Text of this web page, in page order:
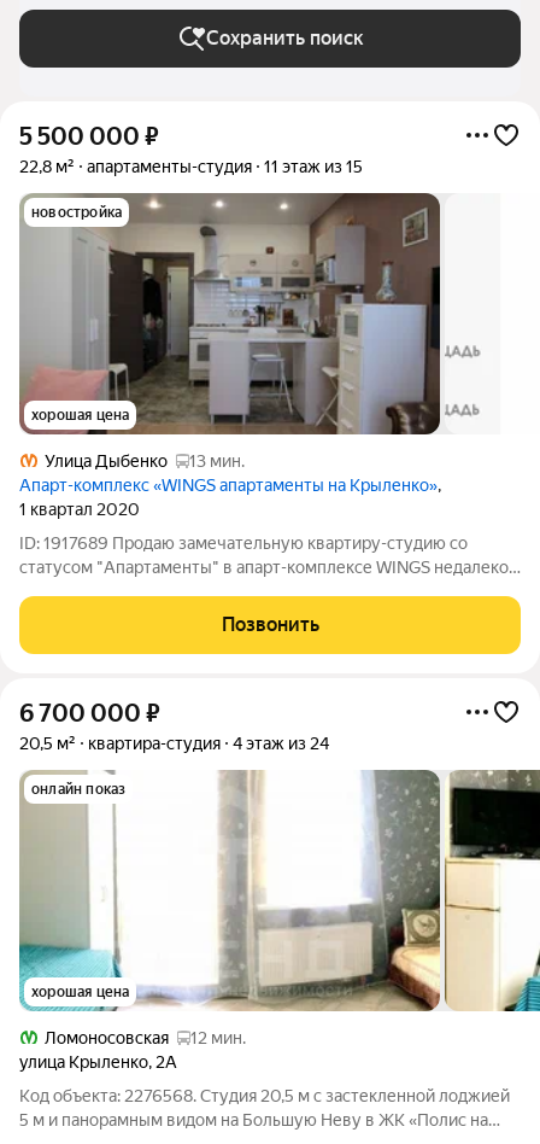
Сохранить поиск
5 500 000 ₽
22,8 м² апартаменты-студия 11 этаж из 15
новостройка
хорошая цена
Улица Дыбенко
13 мин.
Апарт-комплекс «WINGS апартаменты на Крыленко»,
1 квартал 2020
ID: 1917689 Продаю замечательную квартиру-студию со
статусом "Апартаменты" в апарт-комплексе WINGS недалеко
продумано все до мелочей. + Кухонная зона оборудована всей
необходимой техникой
Позвонить
6 700 000 ₽
20,5 м² квартира-студия 4 этаж из 24
онлайн показ
хорошая цена
Ломоносовская
12 мин.
улица Крыленко, 2А
Код объекта: 2276568. Студия 20,5 м с застекленной лоджией
5 м и панорамным видом на Большую Неву в ЖК «Полис на